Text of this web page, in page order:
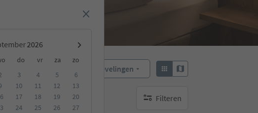
do vr za
zo
3 4 5
6
10 11 12
13
17 18 19
20
24 25 26
27
Aanbevelingen
Filteren
geen actieve filters